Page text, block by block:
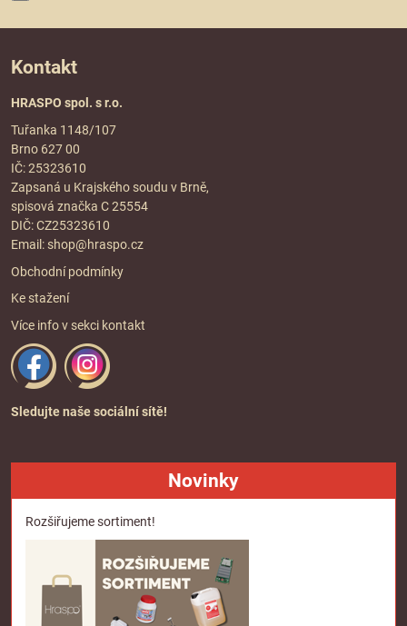
Kontakt
HRASPO spol. s r.o.
Tuřanka 1148/107
Brno 627 00
IČ: 25323610
Zapsaná u Krajského soudu v Brně,
spisová značka C 25554
DIČ: CZ25323610
Email: shop@hraspo.cz
Obchodní podmínky
Ke stažení
Více info v sekci kontakt
Sledujte naše sociální sítě!
Novinky
Rozšiřujeme sortiment!